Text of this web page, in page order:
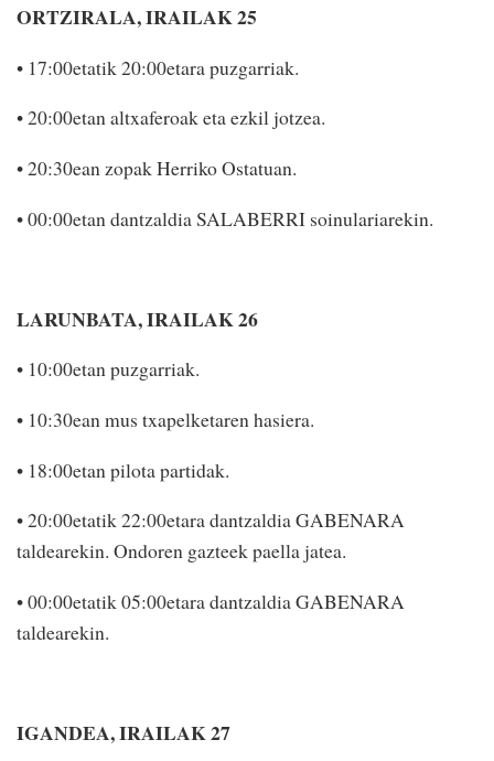
ORTZIRALA, IRAILAK 25
• 17:00etatik 20:00etara puzgarriak.
• 20:00etan altxaferoak eta ezkil jotzea.
• 20:30ean zopak He­rriko Ostatuan.
• 00:00etan dantzaldia SALABERRI soinulariarekin.
LARUNBATA, IRAILAK 26
• 10:00etan puzgarriak.
• 10:30ean mus txapelketaren hasiera.
• 18:00etan pilota partidak.
• 20:00etatik 22:00etara dantzaldia GABENARA
taldearekin. Ondoren gazteek paella jatea.
• 00:00etatik 05:00etara dantzaldia GABENARA
taldearekin.
IGANDEA, IRAILAK 27